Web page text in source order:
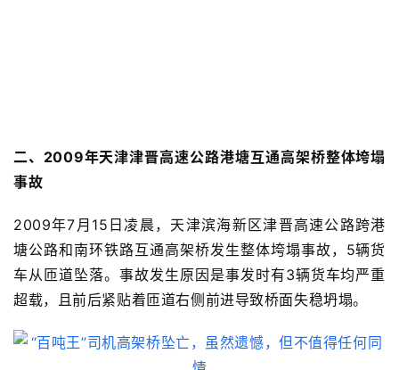
二、2009年天津津晋高速公路港塘互通高架桥整体垮塌
事故
2009年7月15日凌晨， 天津滨海新区津晋高速公路跨港
塘公路和南环铁路互通高架桥发生整体垮塌事故， 5辆货
车从匝道坠落。事故发生原因是事发时有3辆货车均严重
超载，且前后紧贴着匝道右侧前进导致桥面失稳坍塌。